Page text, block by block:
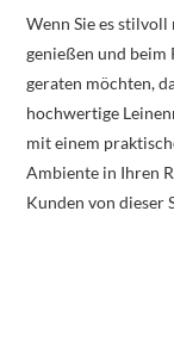
Wenn Sie es stilvoll
genießen und
geraten möchten,
hochwertige
mit einem
Ambiente in Ihren
Kunden von dieser